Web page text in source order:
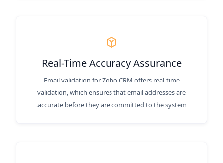
Real-Time Accuracy Assurance
Email validation for Zoho CRM offers real-time
validation, which ensures that email addresses are
accurate before they are committed to the system.